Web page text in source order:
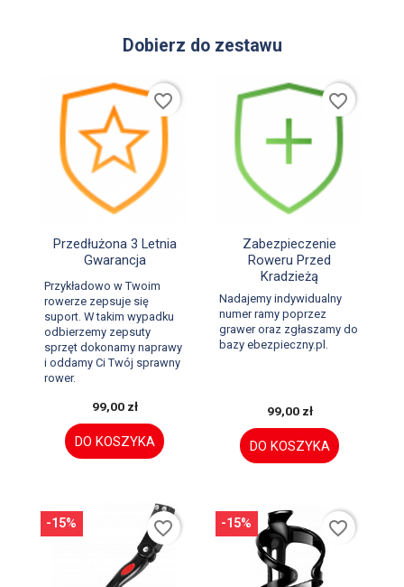
Dobierz do zestawu
Szybki podgląd
Przedłużona 3 Letnia
Gwarancja
Przykładowo w Twoim
rowerze zepsuje się
suport. W takim wypadku
odbierzemy zepsuty
sprzęt dokonamy naprawy
i oddamy Ci Twój sprawny
rower.
99,00 zł
DO KOSZYKA
favorite_border
Szybki podgląd
Zabezpieczenie
Roweru Przed
Kradzieżą
Nadajemy indywidualny
numer ramy poprzez
grawer oraz zgłaszamy do
bazy ebezpieczny.pl.
99,00 zł
DO KOSZYKA
favorite_border
-15% favorite_border -15% favorite_border